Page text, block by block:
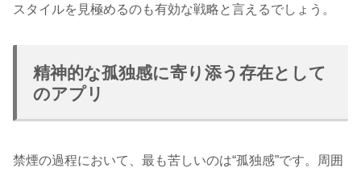
スタイルを見極めるのも有効な戦略と言えるでしょう。
精神的な孤独感に寄り添う存在として
のアプリ
禁煙の過程において、最も苦しいのは“孤独感”です。周囲